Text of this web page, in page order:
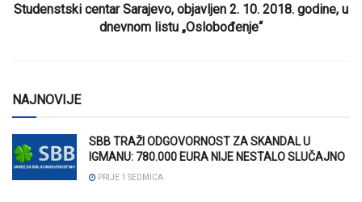
Studenstski centar Sarajevo, objavljen 2. 10. 2018. godine, u
dnevnom listu „Oslobođenje“
NAJNOVIJE
SBB TRAŽI ODGOVORNOST ZA SKANDAL U
IGMANU: 780.000 EURA NIJE NESTALO SLUČAJNO
PRIJE 1 SEDMICA